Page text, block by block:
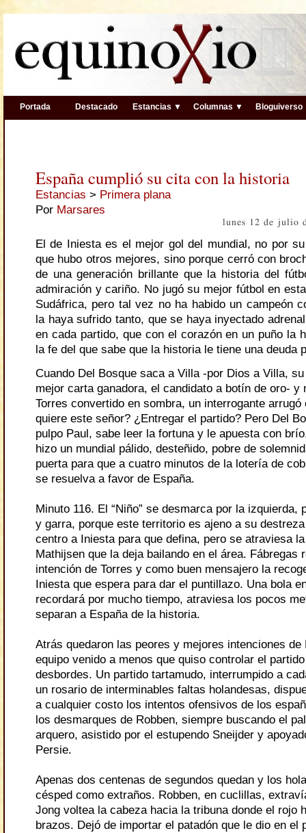
Portada Destacado Estancias ▼ Columnas ▼ Bloguiverso
España cumplió su cita con la historia
Estancias > Primera plana
Por Marsares
lunes 12 de julio
El de Iniesta es el mejor gol del mundial, no por
que hubo otros mejores, sino porque cerró con
de una generación brillante que la historia del
admiración y cariño. No jugó su mejor fútbol en
Sudáfrica, pero tal vez no ha habido un campeón
la haya sufrido tanto, que se haya inyectado
en cada partido, que con el corazón en un puño la
la fe del que sabe que la historia le tiene una deuda
Cuando Del Bosque saca a Villa -por Dios a Villa,
mejor carta ganadora, el candidato a botín de oro- y
Torres convertido en sombra, un interrogante arrugó
quiere este señor? ¿Entregar el partido? Pero Del
pulpo Paul, sabe leer la fortuna y le apuesta con
hizo un mundial pálido, desteñido, pobre de
puerta para que a cuatro minutos de la lotería de
se resuelva a favor de España.
Minuto 116. El “Niño” se desmarca por la izquierda,
y garra, porque este territorio es ajeno a su
centro a Iniesta para que defina, pero se atraviesa
Mathijsen que la deja bailando en el área. Fábregas
intención de Torres y como buen mensajero la
Iniesta que espera para dar el puntillazo. Una bola
recordará por mucho tiempo, atraviesa los pocos
separan a España de la historia.
Atrás quedaron las peores y mejores intenciones de
equipo venido a menos que quiso controlar el
desbordes. Un partido tartamudo, interrumpido a
un rosario de interminables faltas holandesas,
a cualquier costo los intentos ofensivos de los
los desmarques de Robben, siempre buscando el
arquero, asistido por el estupendo Sneijder y
Persie.
Apenas dos centenas de segundos quedan y los
césped como extraños. Robben, en cuclillas,
Jong voltea la cabeza hacia la tribuna donde el rojo
brazos. Dejó de importar el patadón que le dio en el